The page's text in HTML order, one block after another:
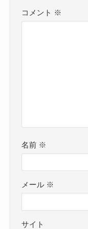
コメント ※
名前 ※
メール ※
サイト